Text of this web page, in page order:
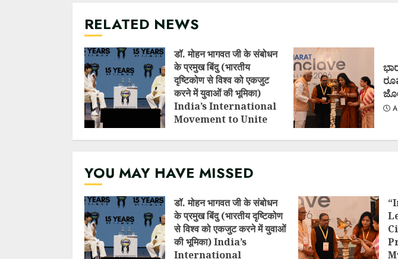
RELATED NEWS
डॉ. मोहन भागवत जी के संबोधन
के प्रमुख बिंदु (भारतीय
दृष्टिकोण से विश्व को एकजुट
करने में युवाओं की भूमिका)
India’s International
Movement to Unite
YOU MAY HAVE MISSED
डॉ. मोहन भागवत जी के संबोधन
के प्रमुख बिंदु (भारतीय दृष्टिकोण
से विश्व को एकजुट करने में युवाओं
की भूमिका) India’s
International